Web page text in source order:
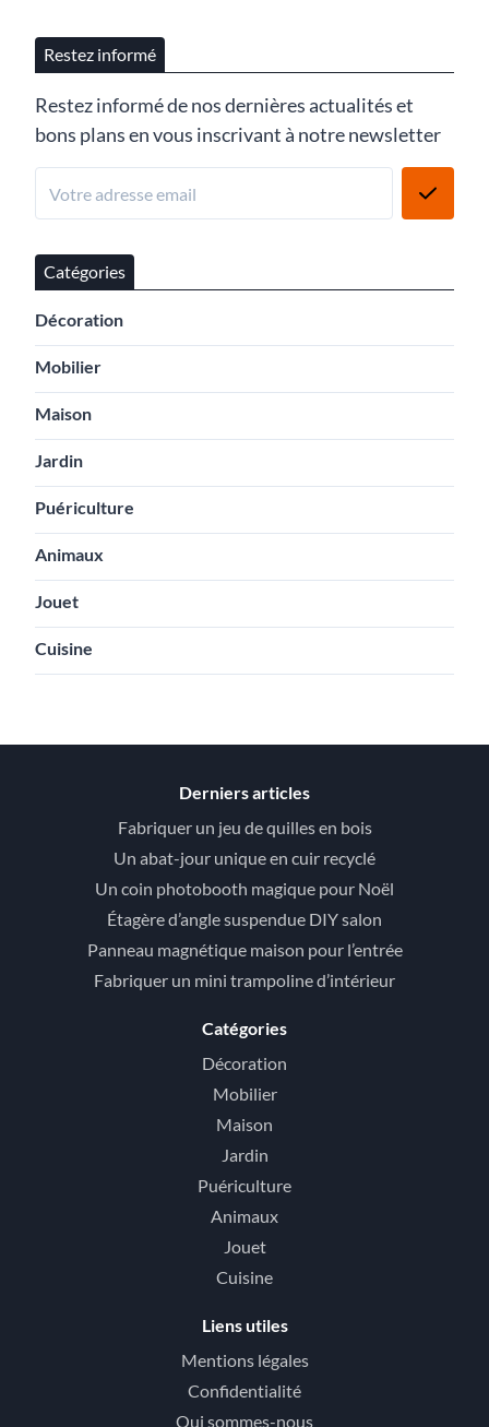
Restez informé
Restez informé de nos dernières actualités et
bons plans en vous inscrivant à notre newsletter
Catégories
Décoration
Mobilier
Maison
Jardin
Puériculture
Animaux
Jouet
Cuisine
Derniers articles
Fabriquer un jeu de quilles en bois
Un abat-jour unique en cuir recyclé
Un coin photobooth magique pour Noël
Étagère d’angle suspendue DIY salon
Panneau magnétique maison pour l’entrée
Fabriquer un mini trampoline d’intérieur
Catégories
Décoration
Mobilier
Maison
Jardin
Puériculture
Animaux
Jouet
Cuisine
Liens utiles
Mentions légales
Confidentialité
Qui sommes-nous